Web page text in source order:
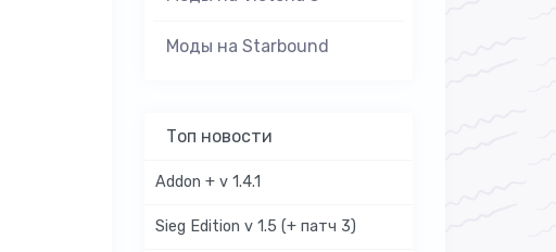
Моды на Starbound
Топ новости
Addon + v 1.4.1
Sieg Edition v 1.5 (+ патч 3)